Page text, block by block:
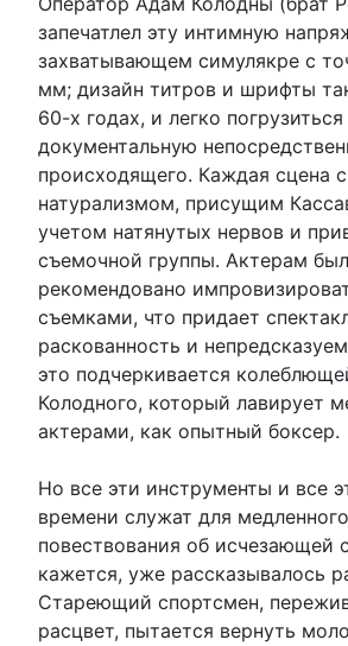
запечатлел эту интимную
захватывающем симулякре с
мм; дизайн титров и шрифты
60-х годах, и легко погрузиться
документальную
происходящего. Каждая сцена
натурализмом, присущим
учетом натянутых нервов и
съемочной группы. Актерам
рекомендовано
съемками, что придает
раскованность и
это подчеркивается
Колодного, который лавирует
актерами, как опытный боксер.
Но все эти инструменты и все
времени служат для медленного
повествования об исчезающей
кажется, уже рассказывалось
Стареющий спортсмен,
расцвет, пытается вернуть